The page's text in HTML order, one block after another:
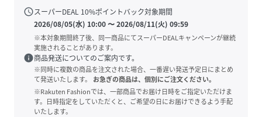
scheduleスーパーDEAL 10%ポイントバック対象期間
2026/08/05(水) 10:00〜2026/08/11(火) 09:59
※本対象期間終了後、同一商品にてスーパーDEALキャンペーンが継続
実施されることがあります。
info商品発送についてのご案内です。
※同時に複数の商品を注文された場合、一番遅い発送予定日にまとめ
て発送いたします。
お急ぎの商品は、個別にご注文ください。
※Rakuten Fashionでは、一部商品でお届け日時をご指定いただけま
す。日時指定をしていただくと、ご希望の日にお届けできるよう手配
いたします。